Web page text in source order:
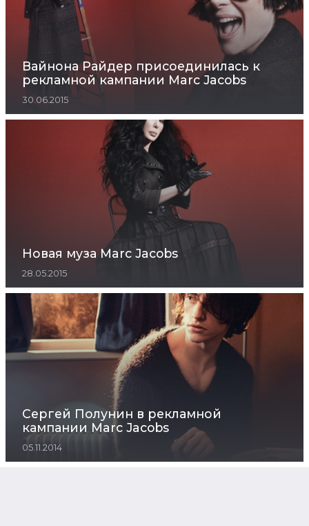
Вайнона Райдер присоединилась к
рекламной кампании Marc Jacobs
30.06.2015
Новая муза Marc Jacobs
28.05.2015
Сергей Полунин в рекламной
кампании Marc Jacobs
05.11.2014